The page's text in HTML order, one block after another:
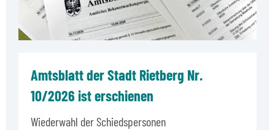
Amtsblatt der Stadt Rietberg Nr.
10/2026 ist erschienen
Wiederwahl der Schiedspersonen